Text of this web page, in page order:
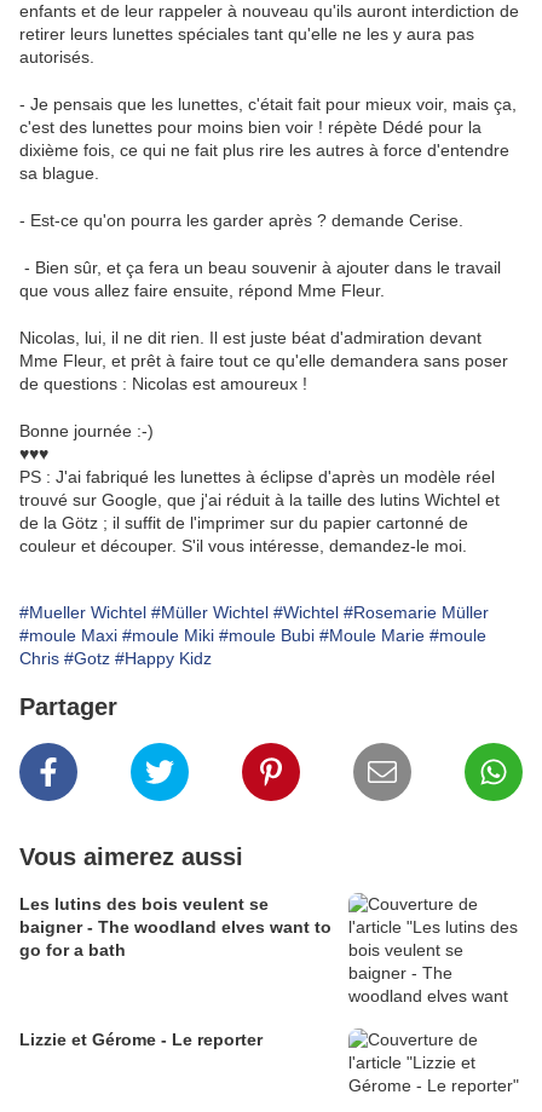
enfants et de leur rappeler à nouveau qu'ils auront interdiction de
retirer leurs lunettes spéciales tant qu'elle ne les y aura pas
autorisés.
- Je pensais que les lunettes, c'était fait pour mieux voir, mais ça,
c'est des lunettes pour moins bien voir ! répète Dédé pour la
dixième fois, ce qui ne fait plus rire les autres à force d'entendre
sa blague.
- Est-ce qu'on pourra les garder après ? demande Cerise.
- Bien sûr, et ça fera un beau souvenir à ajouter dans le travail
que vous allez faire ensuite, répond Mme Fleur.
Nicolas, lui, il ne dit rien. Il est juste béat d'admiration devant
Mme Fleur, et prêt à faire tout ce qu'elle demandera sans poser
de questions : Nicolas est amoureux !
Bonne journée :-)
♥♥♥
PS : J'ai fabriqué les lunettes à éclipse d'après un modèle réel
trouvé sur Google, que j'ai réduit à la taille des lutins Wichtel et
de la Götz ; il suffit de l'imprimer sur du papier cartonné de
couleur et découper. S'il vous intéresse, demandez-le moi.
#Mueller Wichtel #Müller Wichtel #Wichtel #Rosemarie Müller
#moule Maxi #moule Miki #moule Bubi #Moule Marie #moule
Chris #Gotz #Happy Kidz
Partager
Vous aimerez aussi
Les lutins des bois veulent se
baigner - The woodland elves want to
go for a bath
Lizzie et Gérome - Le reporter